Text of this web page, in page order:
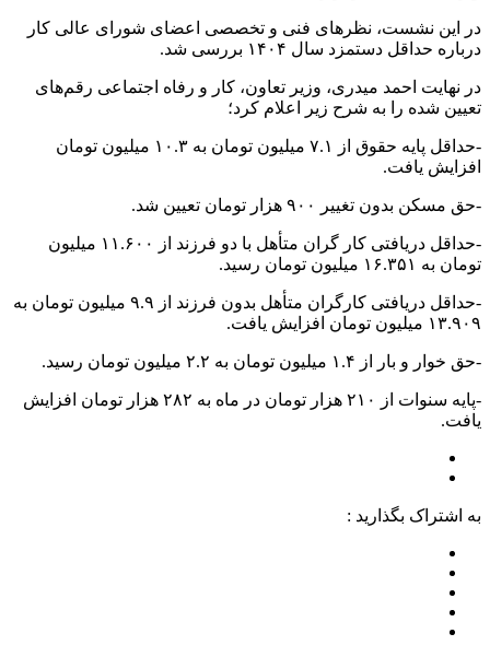
در این نشست، نظرهای فنی و تخصصی اعضای شورای عالی کار
درباره حداقل دستمزد سال ۱۴۰۴ بررسی شد.
در نهایت احمد میدری، وزیر تعاون، کار و رفاه اجتماعی رقم‌های
تعیین شده را به شرح زیر اعلام کرد؛
-حداقل پایه حقوق از ۷.۱ میلیون تومان به ۱۰.۳ میلیون تومان
افزایش یافت.
-حق مسکن بدون تغییر ۹۰۰ هزار تومان تعیین شد.
-حداقل دریافتی کار گران متأهل با دو فرزند از ۱۱.۶۰۰ میلیون
تومان به ۱۶.۳۵۱ میلیون تومان رسید.
-حداقل دریافتی کارگران متأهل بدون فرزند از ۹.۹ میلیون تومان به
۱۳.۹۰۹ میلیون تومان افزایش یافت.
-حق خوار و بار از ۱.۴ میلیون تومان به ۲.۲ میلیون تومان رسید.
-پایه سنوات از ۲۱۰ هزار تومان در ماه به ۲۸۲ هزار تومان افزایش
یافت.
به اشتراک بگذارید :